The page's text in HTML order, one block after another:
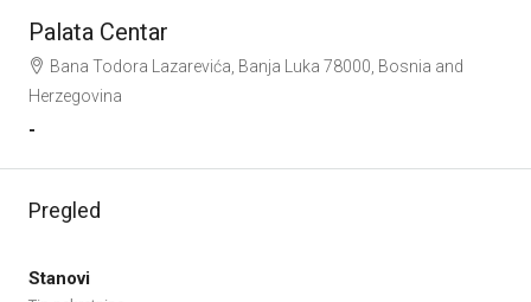
Palata Centar
Bana Todora Lazarevića, Banja Luka 78000, Bosnia and
Herzegovina
-
Pregled
Stanovi